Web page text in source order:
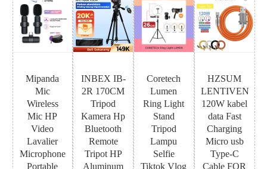
Mipanda
Mic
Wireless
Mic HP
Video
Lavalier
Microphone
Portable
INBEX IB-
2R 170CM
Tripod
Kamera Hp
Bluetooth
Remote
Tripot HP
Aluminum
Coretech
Lumen
Ring Light
Stand
Tripod
Lampu
Selfie
Tiktok Vlog
HZSUM
LENTIVEN
120W kabel
data Fast
Charging
Micro usb
Type-C
Cable FOR